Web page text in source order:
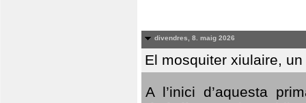
divendres, 8. maig 2026
El mosquiter xiulaire,
A l’inici d’aquesta